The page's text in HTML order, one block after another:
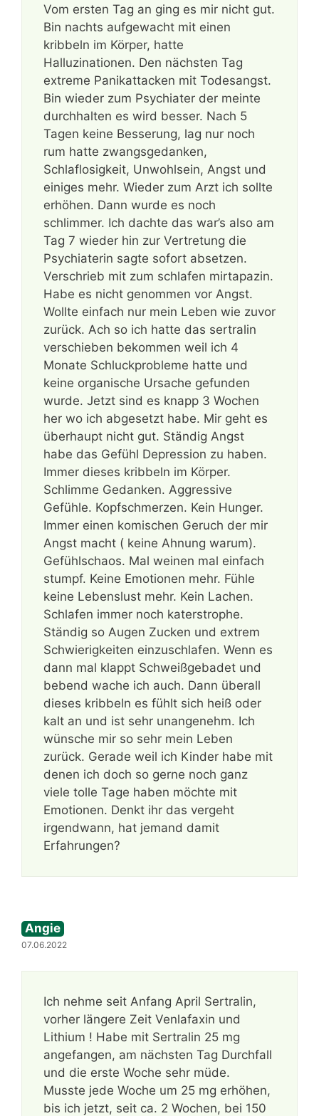
Vom ersten Tag an ging es mir nicht gut.
Bin nachts aufgewacht mit einen
kribbeln im Körper, hatte
Halluzinationen. Den nächsten Tag
extreme Panikattacken mit Todesangst.
Bin wieder zum Psychiater der meinte
durchhalten es wird besser. Nach 5
Tagen keine Besserung, lag nur noch
rum hatte zwangsgedanken,
Schlaflosigkeit, Unwohlsein, Angst und
einiges mehr. Wieder zum Arzt ich sollte
erhöhen. Dann wurde es noch
schlimmer. Ich dachte das war’s also am
Tag 7 wieder hin zur Vertretung die
Psychiaterin sagte sofort absetzen.
Verschrieb mit zum schlafen mirtapazin.
Habe es nicht genommen vor Angst.
Wollte einfach nur mein Leben wie zuvor
zurück. Ach so ich hatte das sertralin
verschieben bekommen weil ich 4
Monate Schluckprobleme hatte und
keine organische Ursache gefunden
wurde. Jetzt sind es knapp 3 Wochen
her wo ich abgesetzt habe. Mir geht es
überhaupt nicht gut. Ständig Angst
habe das Gefühl Depression zu haben.
Immer dieses kribbeln im Körper.
Schlimme Gedanken. Aggressive
Gefühle. Kopfschmerzen. Kein Hunger.
Immer einen komischen Geruch der mir
Angst macht ( keine Ahnung warum).
Gefühlschaos. Mal weinen mal einfach
stumpf. Keine Emotionen mehr. Fühle
keine Lebenslust mehr. Kein Lachen.
Schlafen immer noch katerstrophe.
Ständig so Augen Zucken und extrem
Schwierigkeiten einzuschlafen. Wenn es
dann mal klappt Schweißgebadet und
bebend wache ich auch. Dann überall
dieses kribbeln es fühlt sich heiß oder
kalt an und ist sehr unangenehm. Ich
wünsche mir so sehr mein Leben
zurück. Gerade weil ich Kinder habe mit
denen ich doch so gerne noch ganz
viele tolle Tage haben möchte mit
Emotionen. Denkt ihr das vergeht
irgendwann, hat jemand damit
Erfahrungen?
Angie
07.06.2022
Ich nehme seit Anfang April Sertralin,
vorher längere Zeit Venlafaxin und
Lithium ! Habe mit Sertralin 25 mg
angefangen, am nächsten Tag Durchfall
und die erste Woche sehr müde.
Musste jede Woche um 25 mg erhöhen,
bis ich jetzt, seit ca. 2 Wochen, bei 150